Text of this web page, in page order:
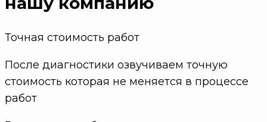
Точная стоимость работ
После диагностики озвучиваем точную
стоимость которая не меняется в процессе
работ